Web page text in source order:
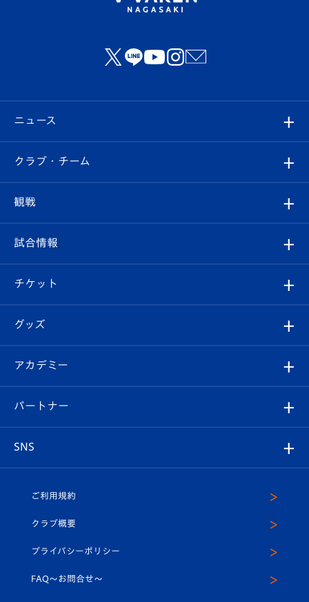
ニュース
すべて
クラブ
試合情報
チケット
イベント
メディア
ホームタウン
クラブ・チーム
クラブ概要
エンブレム紹介
スタッフプロフィール
マスコット紹介
平和祈念活動
観戦
観戦ルール
はじめての観戦ガイド
Revive Team
ヴィヴィくんの長崎おもてなしガイド
試合情報
試合日程/結果
フォトギャラリー
スタジアムグルメ
チケット
チケット
V-LOVERS（ファンクラブ）
プレイヤーズスイート
グッズ
オンラインショップ
店舗情報
アカデミー
育成からのお知らせ
U-18
スクール
パートナー
SNS
ヴィヴィくんインスタグラム
公式LINE＠
ご利用規約
クラブ概要
プライバシーポリシー
FAQ〜お問合せ〜